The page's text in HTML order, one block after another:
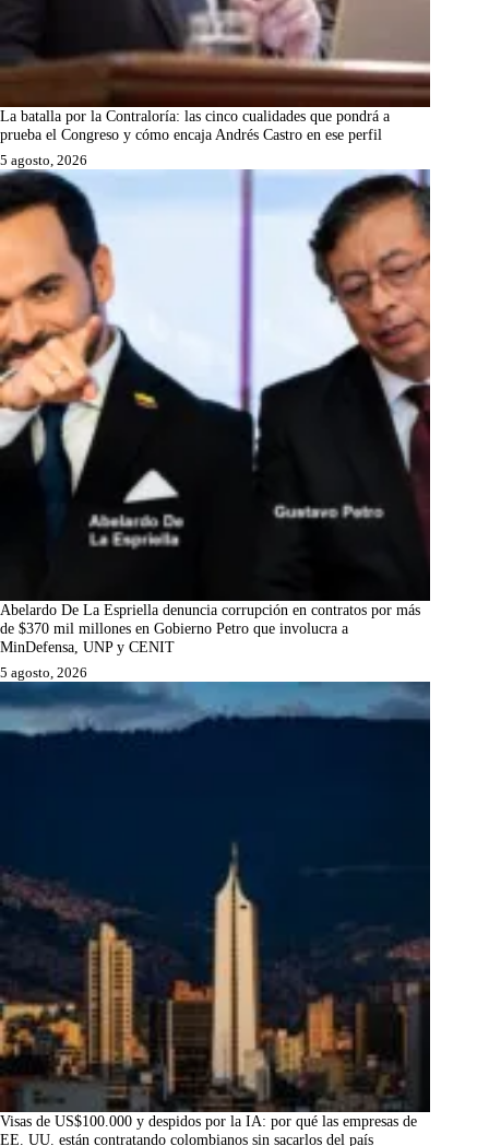
La batalla por la Contraloría: las cinco cualidades que pondrá a
prueba el Congreso y cómo encaja Andrés Castro en ese perfil
5 agosto, 2026
Abelardo De La Espriella denuncia corrupción en contratos por más
de $370 mil millones en Gobierno Petro que involucra a
MinDefensa, UNP y CENIT
5 agosto, 2026
Visas de US$100.000 y despidos por la IA: por qué las empresas de
EE. UU. están contratando colombianos sin sacarlos del país